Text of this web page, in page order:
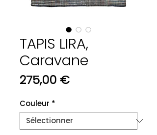
TAPIS LIRA,
Caravane
275,00 €Prix
Couleur *